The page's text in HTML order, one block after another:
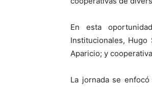
En esta
Institucionales,
Aparicio; y
La jornada se